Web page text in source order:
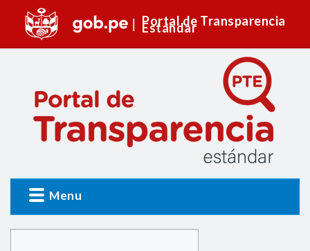
Portal de Transparencia
Estándar
Menu